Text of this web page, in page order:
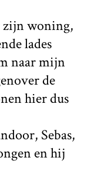
zijn woning,
lades
naar mijn
de
hier dus
Sebas,
en hij